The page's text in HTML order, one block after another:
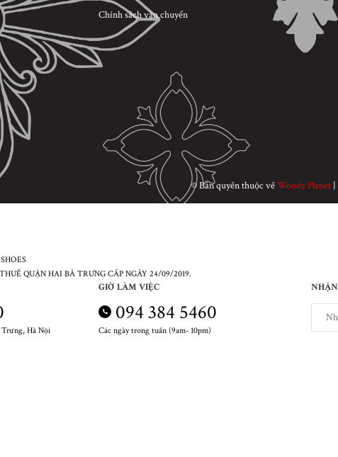
Chính sách vận chuyển
© Bản quyền thuộc vềWoody Planet |
QUẬN HAI BÀ TRƯNG CẤP NGÀY 24/09/2019.
Hà Nội
GIỜ LÀM VIỆC
094 384 5460
Các ngày trong tuần (9am- 10pm)